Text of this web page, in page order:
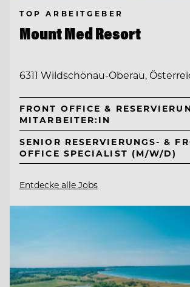
TOP ARBEITGEBER
Mount Med Resort
6311 Wildschönau-Oberau,
FRONT OFFICE &
MITARBEITER:IN
SENIOR RESERVIERUNGS- &
OFFICE SPECIALIST (M/W/D)
Entdecke alle Jobs